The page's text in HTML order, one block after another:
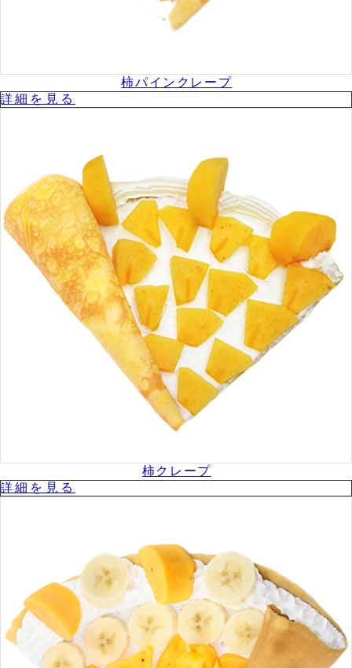
柿パインクレープ
詳細を⾒る
柿クレープ
詳細を⾒る